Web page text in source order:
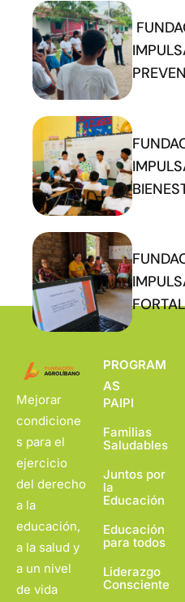
Mejorar
condicione
s para el
ejercicio
del derecho
a la
educación,
a la salud y
a un nivel
de vida
PROGRAM
AS
PAIPI
Familias
Saludables
Juntos por
la
Educación
Educación
para todos
Liderazgo
Consciente